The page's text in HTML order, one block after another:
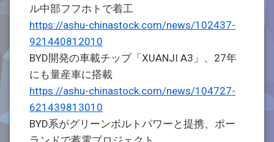
ル中部フフホトで着工
https://ashu-chinastock.com/news/102437-
921440812010
BYD開発の車載チップ「XUANJI A3」、27年
にも量産車に搭載
https://ashu-chinastock.com/news/104727-
621439813010
BYD系がグリーンボルトパワーと提携、ポー